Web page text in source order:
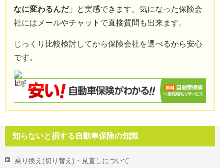
なに変わるんだ」
と実感できます。気になった保険会
社にはメールやチャットで直接質問も出来ます。
じっくり比較検討してから保険会社を選べるから安心
です。
知らないと損する自動車保険の知識
乗り換え(切り替え)・見直しについて